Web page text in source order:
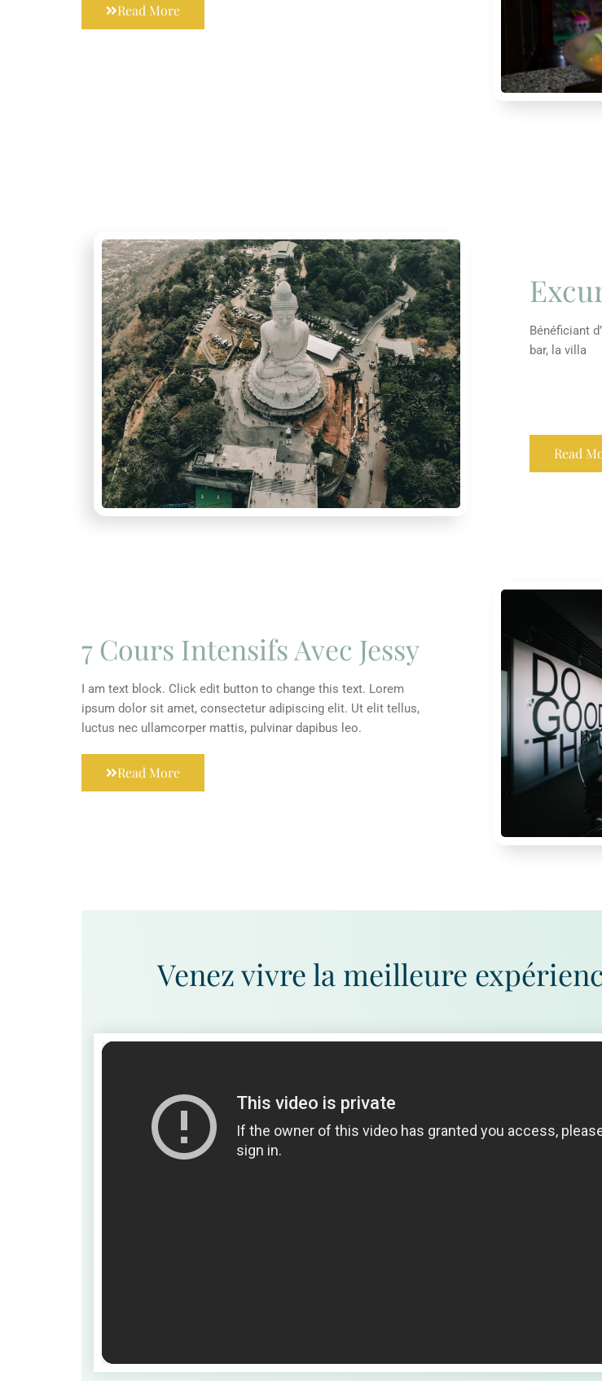
Read More
Bénéficiant
bar, la villa
Read
7 Cours Intensifs Avec Jessy
I am text block. Click edit button to change this text. Lorem
ipsum dolor sit amet, consectetur adipiscing elit. Ut elit tellus,
luctus nec ullamcorper mattis, pulvinar dapibus leo.
Read More
Venez vivre la meilleure